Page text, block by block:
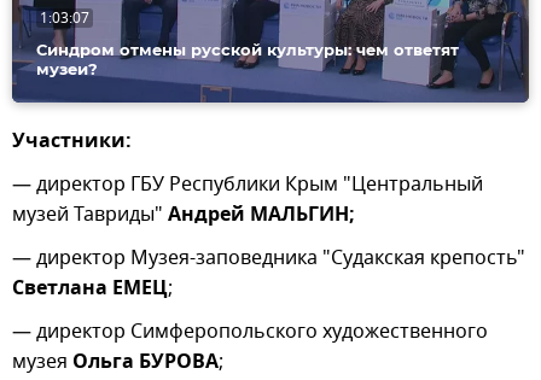
Синдром отмены русской культуры: чем ответят
музеи?
1:03:07
Участники:
— директор ГБУ Республики Крым "Центральный
музей Тавриды" Андрей МАЛЬГИН;
— директор Музея-заповедника "Судакская крепость"
Светлана ЕМЕЦ;
— директор Симферопольского художественного
музея Ольга БУРОВА;